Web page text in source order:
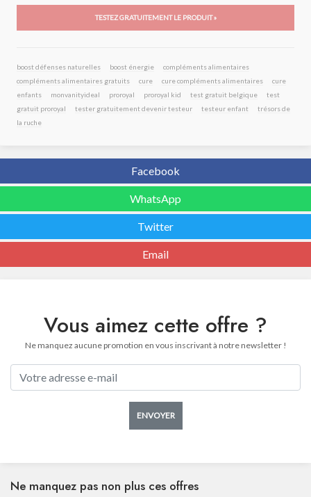
TESTEZ GRATUITEMENT LE PRODUIT »
boost défenses naturelles boost énergie
compléments alimentaires
compléments alimentaires gratuits
cure cure compléments alimentaires
cure
enfants
monvanityideal proroyal proroyal kid test gratuit belgique
test
gratuit proroyal
tester gratuitement devenir testeur testeur enfant
trésors de
la ruche
Facebook
WhatsApp
Twitter
Email
Vous aimez cette offre ?
Ne manquez aucune promotion en vous inscrivant à notre newsletter !
ENVOYER
Ne manquez pas non plus ces offres